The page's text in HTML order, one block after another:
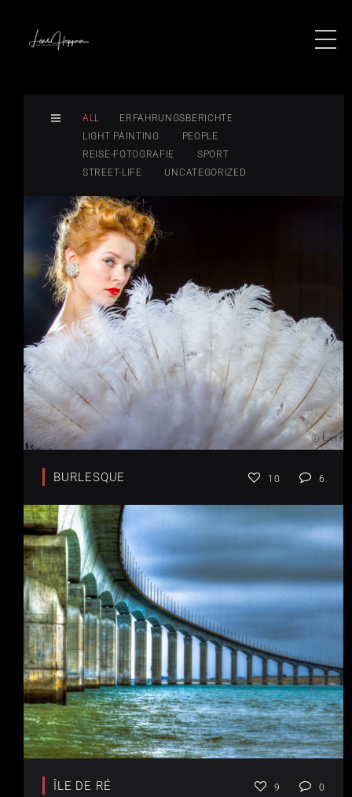
ALL
ERFAHRUNGSBERICHTE
LIGHT PAINTING
PEOPLE
REISE-FOTOGRAFIE
SPORT
STREET-LIFE
UNCATEGORIZED
BURLESQUE 10 6
ÎLE DE RÉ 9 0